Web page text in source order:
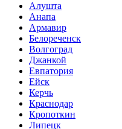
Алушта
Анапа
Армавир
Белореченск
Волгоград
Джанкой
Евпатория
Ейск
Керчь
Краснодар
Кропоткин
Липецк